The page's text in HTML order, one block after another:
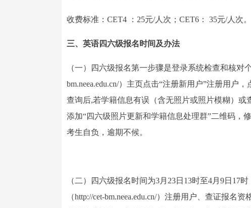
收费标准：CET4 ：25元/人次；CET6： 35元/人次。
三、英语四六级报名时间及办法
（一）四六级报名第一步骤是登录系统检查和核对
bm.neea.edu.cn/）主页点击“注册新用户”注册用户
查询后,若学籍信息有误（含无照片或照片模糊）
添加“四六级照片更新和学籍信息处理群”二维码，
考生自负，逾期不候。
（二）四六级报名时间为3月23日13时至4月9日17
（http://cet-bm.neea.edu.cn/）注册用户、查证报